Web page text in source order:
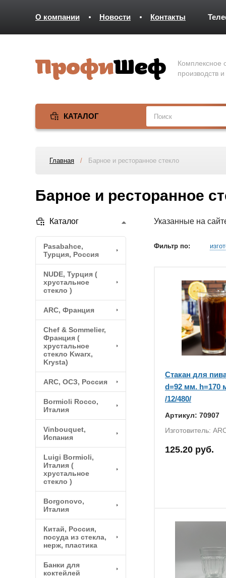
О компании Новости Контакты
Комплексное
производств
КАТАЛОГ
Главная / Барное и ресторанное стекло
Барное и ресторанное
Каталог
Pasabahce,
Турция, Россия
NUDE, Турция (
хрустальное
стекло )
ARC, Франция
Chef & Sommelier,
Франция (
хрустальное
стекло Kwarx,
Krysta)
ARC, ОСЗ, Россия
Bormioli Rocco,
Италия
Vinbouquet,
Испания
Luigi Bormioli,
Италия (
хрустальное
стекло )
Borgonovo,
Италия
Китай, Россия,
посуда из стекла,
нерж, пластика
Банки для
коктейлей
Указанные на
Фильтр по:
Стакан для
d=92 мм. h=170
/12/480/
Артикул: 70907
Изготовитель:
125.20 руб.